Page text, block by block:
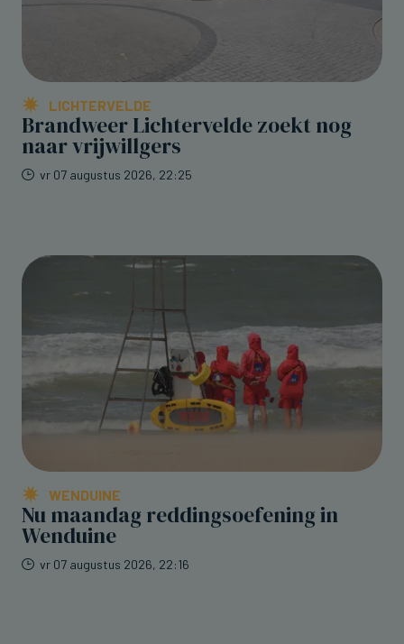
LICHTERVELDE
Brandweer Lichtervelde zoekt nog
naar vrijwillgers
vr 07 augustus 2026, 22:25
WENDUINE
Nu maandag reddingsoefening in
Wenduine
vr 07 augustus 2026, 22:16